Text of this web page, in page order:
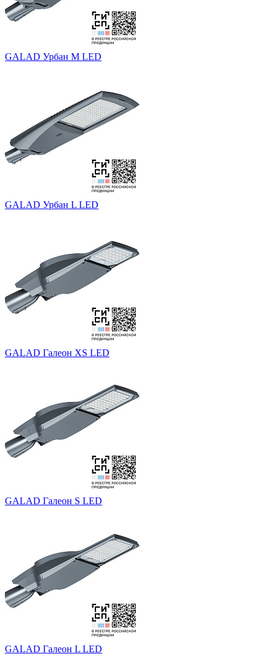
GALAD Урбан M LED
GALAD Урбан L LED
GALAD Галеон XS LED
GALAD Галеон S LED
GALAD Галеон L LED